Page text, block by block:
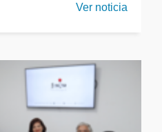
Ver noticia